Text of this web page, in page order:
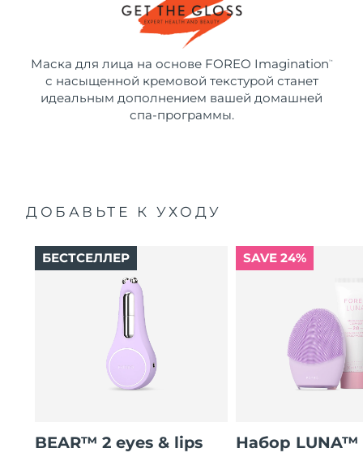
Маска для лица на основе FOREO Imagination ™
с насыщенной кремовой текстурой станет
идеальным дополнением вашей домашней
спа-программы.
ДОБАВЬТЕ К УХОДУ
BEAR™ 2 eyes & lips
БЕСТСЕЛЛЕР SAVE 24%
Набор LUNA™